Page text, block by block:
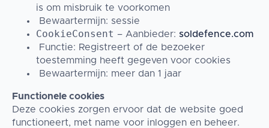
is om misbruik te voorkomen
Bewaartermijn: sessie
CookieConsent – Aanbieder: soldefence.com
Functie: Registreert of de bezoeker
toestemming heeft gegeven voor cookies
Bewaartermijn: meer dan 1 jaar
Functionele cookies
Deze cookies zorgen ervoor dat de website goed
functioneert, met name voor inloggen en beheer.